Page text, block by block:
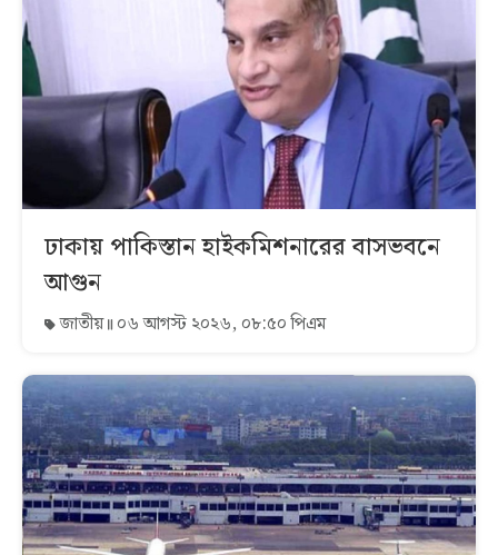
ঢাকায় পাকিস্তান হাইকমিশনারের বাসভবনে
আগুন
জাতীয় ০৬ আগস্ট ২০২৬, ০৮:৫০ পিএম